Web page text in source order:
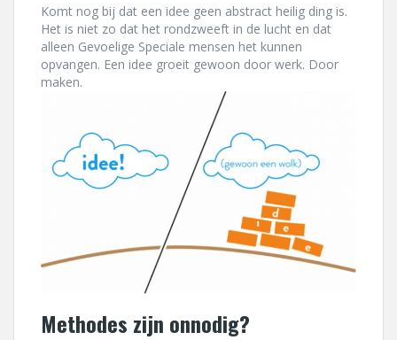
Komt nog bij dat een idee geen abstract heilig ding is.
Het is niet zo dat het rondzweeft in de lucht en dat
alleen Gevoelige Speciale mensen het kunnen
opvangen. Een idee groeit gewoon door werk. Door
maken.
Methodes zijn onnodig?